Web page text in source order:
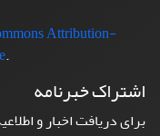
Attribution-
.
اشتراک خبرنامه
برای دریافت اخبار و